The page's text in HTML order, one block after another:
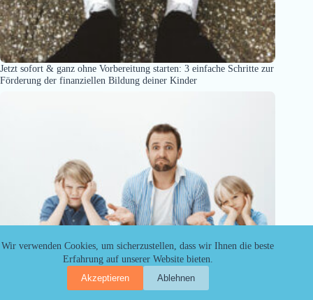
Wir verwenden Cookies, um sicherzustellen, dass wir Ihnen die beste
Erfahrung auf unserer Website bieten.
Akzeptieren
Ablehnen
Jetzt sofort & ganz ohne Vorbereitung starten: 3 einfache Schritte zur
Förderung der finanziellen Bildung deiner Kinder
Wie du reagierst, wenn dein Kind fragt: „Sind wir arm?“